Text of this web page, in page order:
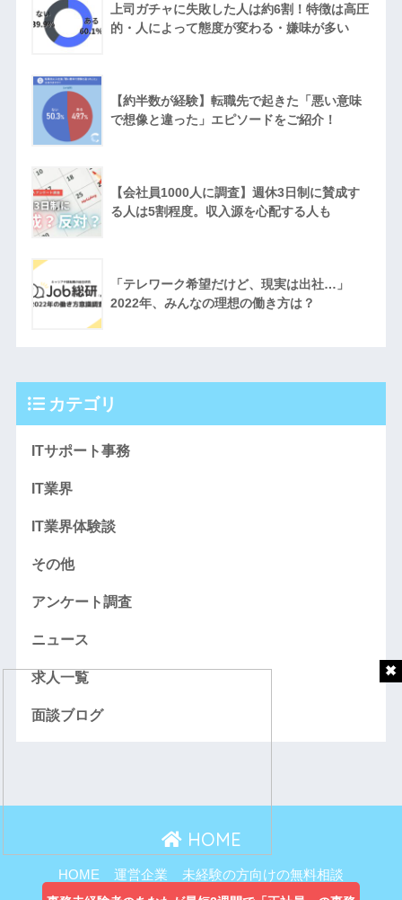
上司ガチャに失敗した人は約6割！特徴は高圧
的・人によって態度が変わる・嫌味が多い
【約半数が経験】転職先で起きた「悪い意味
で想像と違った」エピソードをご紹介！
【会社員1000人に調査】週休3日制に賛成す
る人は5割程度。収入源を心配する人も
「テレワーク希望だけど、現実は出社…」
2022年、みんなの理想の働き方は？
カテゴリ
ITサポート事務
IT業界
IT業界体験談
その他
アンケート調査
ニュース
求人一覧
面談ブログ
HOME
HOME 運営企業
未経験の方向けの無料相談